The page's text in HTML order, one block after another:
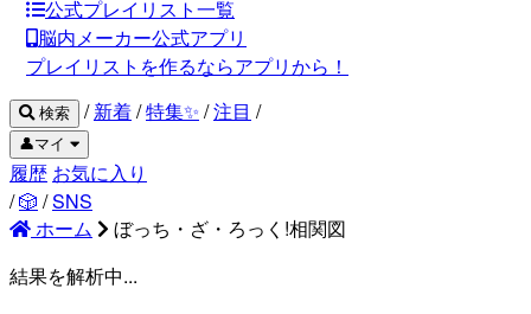
公式プレイリスト一覧
脳内メーカー公式アプリ
プレイリストを作るならアプリから！
検索 / 新着/特集✨ /注目 /
👤マイ
履歴 お気に入り
/🎲 /SNS
ホーム
ぼっち・ざ・ろっく!相関図
結果を解析中...